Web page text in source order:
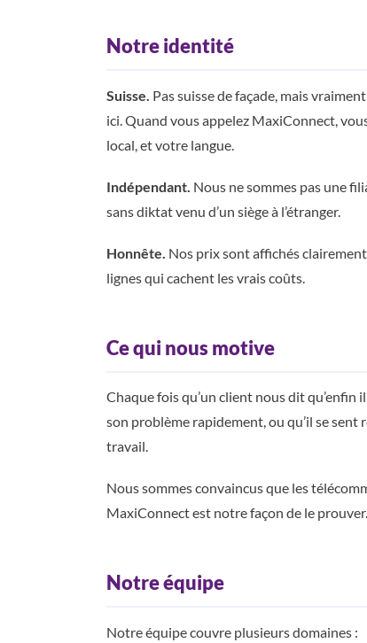
Notre identité
Suisse. Pas suisse de façade, mais
ici. Quand vous appelez MaxiConnect,
local, et votre langue.
Indépendant. Nous ne sommes pas une
sans diktat venu d’un siège à l’étranger.
Honnête. Nos prix sont affichés
lignes qui cachent les vrais coûts.
Ce qui nous motive
Chaque fois qu’un client nous dit qu’enfin
son problème rapidement, ou qu’il se sent
travail.
Nous sommes convaincus que les
MaxiConnect est notre façon de le prouver.
Notre équipe
Notre équipe couvre plusieurs domaines :